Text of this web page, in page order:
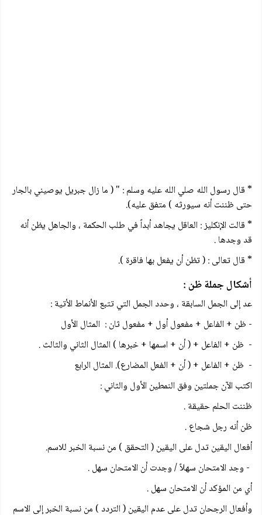
* قال رسول الله صلي الله عليه وسلم : " ( ما زال جبريل يوصيني بالجار
حتى ظننت أنه سيورثه ) متفق عليه).
* قالت الإنكليز : العاقل يجاهد أبداً في طلب الحكمة ، والجاهل يظن أنه
قد وجدها .
* قال تعالى : ( تظن أن يفعل بها فاقرة ).
أشكال جملة ظن :
عد إلى الجمل السابقة ، وحدد الجمل التي تتبع الأنماط الأتية :
- ظن + الفاعل + مفعول أول + مفعول ثان : المثال الأول
- ظن + الفاعل + ( أن + اسمها + خبرها ) المثال الثاني والثالث .
- ظن + الفاعل + ( أن + الفعل المضارع). المثال الرابع
اكتب الآن جملتين وفق النمطين الأول والثاني :
ظننت الحلم حقيقة .
ظن أنه رجل شجاع .
أفعال اليقين تدل على اليقين ( التحقق ) من نسبة الخبر للاسم.
- وجد الامتحان سهلاً / وجدت أن الامتحان سهل .
أي من المؤكد أن الامتحان سهل .
وأفعال الرجحان تدل على عدم اليقين ( التردد ) من نسبة الخبر إلى الاسم